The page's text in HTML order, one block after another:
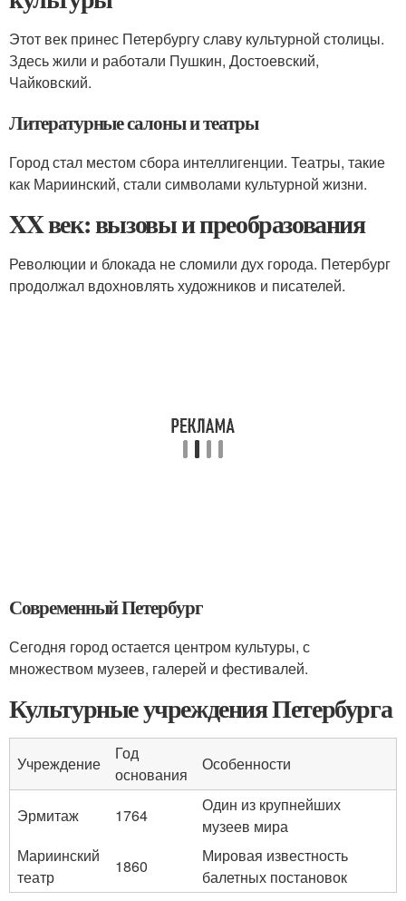
Этот век принес Петербургу славу культурной столицы.
Здесь жили и работали Пушкин, Достоевский,
Чайковский.
Литературные салоны и театры
Город стал местом сбора интеллигенции. Театры, такие
как Мариинский, стали символами культурной жизни.
XX век: вызовы и преобразования
Революции и блокада не сломили дух города. Петербург
продолжал вдохновлять художников и писателей.
Современный Петербург
Сегодня город остается центром культуры, с
множеством музеев, галерей и фестивалей.
Культурные учреждения Петербурга
Учреждение
Год
основания
Особенности
Эрмитаж 1764
Один из крупнейших
музеев мира
Мариинский
театр
1860
Мировая известность
балетных постановок